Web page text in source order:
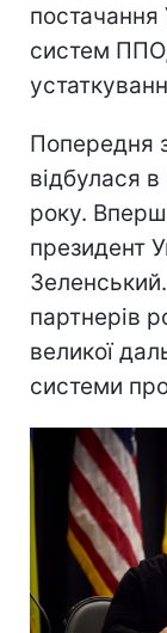
постачання
систем
Попередня
відбулася
року.
президент
партнерів
великої
системи